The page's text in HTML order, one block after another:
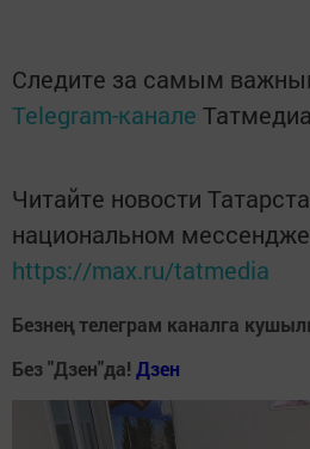
Следите за самым
Telegram-канале Татмедиа
Читайте новости
национальном
https://max.ru/tatmedia
Безнең телеграм каналга
Без "Дзен"да! Дзен